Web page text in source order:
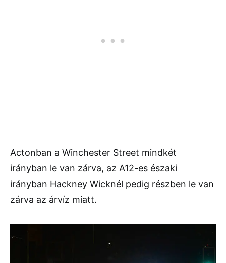
Actonban a Winchester Street mindkét
irányban le van zárva, az A12-es északi
irányban Hackney Wicknél pedig részben le van
zárva az árvíz miatt.